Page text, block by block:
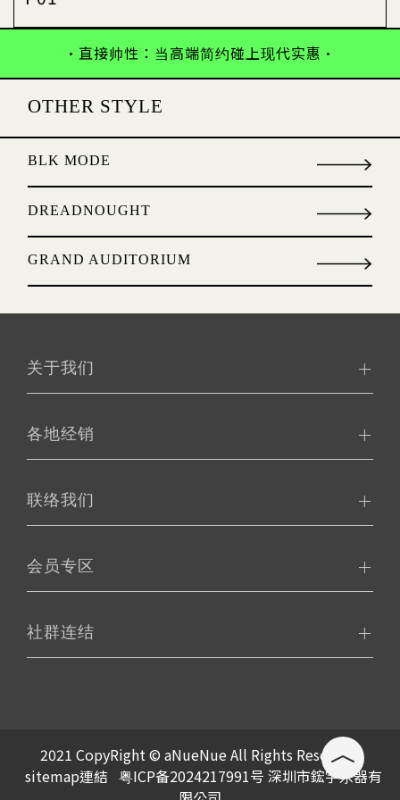
•直接帅性：当高端简约碰上现代实惠•
OTHER STYLE
BLK MODE
DREADNOUGHT
GRAND AUDITORIUM
关于我们
各地经销
联络我们
会员专区
社群连结
2021 CopyRight © aNueNue All Rights Reserved.
sitemap連結 粤ICP备2024217991号 深圳市鋐宇乐器有